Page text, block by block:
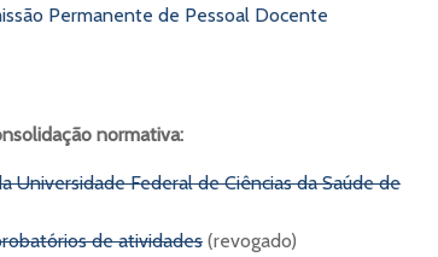
Permanente de Pessoal Docente
normativa:
Universidade Federal de Ciências da Saúde de
de atividades (revogado)